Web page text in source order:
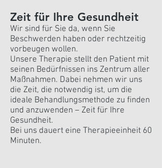
Zeit für Ihre Gesundheit
Wir sind für Sie da, wenn Sie
Beschwerden haben oder rechtzeitig
vorbeugen wollen.
Unsere Therapie stellt den Patient mit
seinen Bedürfnissen ins Zentrum aller
Maßnahmen. Dabei nehmen wir uns
die Zeit, die notwendig ist, um die
ideale Behandlungsmethode zu finden
und anzuwenden – Zeit für Ihre
Gesundheit.
Bei uns dauert eine Therapieeinheit 60
Minuten.